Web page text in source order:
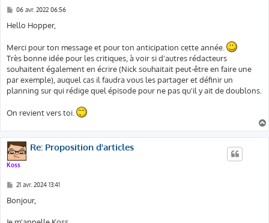
M
s
s
g
e
06 avr. 2022 06:56
Hello Hopper,
Merci pour ton message et pour ton anticipation cette année.
Très bonne idée pour les critiques, à voir si d'autres rédacteurs
souhaitent également en écrire (Nick souhaitait peut-être en faire une
par exemple), auquel cas il faudra vous les partager et définir un
planning sur qui rédige quel épisode pour ne pas qu'il y ait de doublons.
On revient vers toi.
Koss
Re: Proposition d'articles
M
s
s
g
21 avr. 2024 13:41
Bonjour,